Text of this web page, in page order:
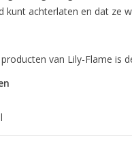
kunt achterlaten en dat ze
van Lily-Flame is